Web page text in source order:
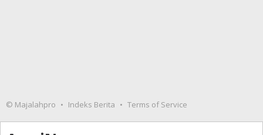
© Majalahpro Indeks Berita Terms of Service